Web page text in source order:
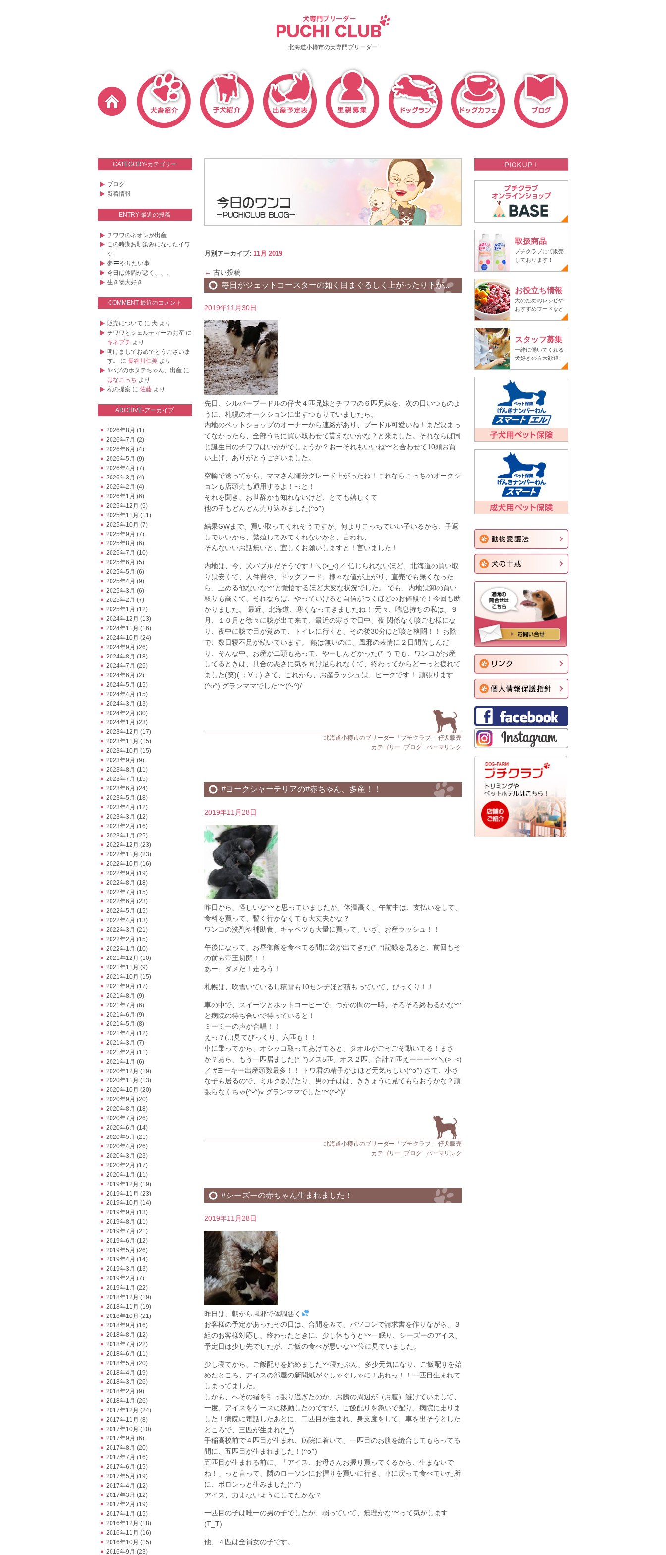
北海道小樽市の犬専門ブリーダー
CATEGORY-カテゴリー
ブログ
新着情報
ENTRY-最近の投稿
チワワのネオンが出産
この時期お馴染みになったイワ
シ
夢
やりたい事
今日は体調が悪く、、、
生き物大好き
COMMENT-最近のコメント
販売について に 犬 より
チワワとシェルティーのお産 に
キネブチ より
明けましておめでとうございま
す。
に 長谷川仁美 より
#パグのホタテちゃん、出産 に
はなこっち より
私の提案 に 佐藤 より
ARCHIVE-アーカイブ
2026年8月 (1)
2026年7月 (2)
2026年6月 (4)
2026年5月 (9)
2026年4月 (7)
2026年3月 (4)
2026年2月 (4)
2026年1月 (6)
2025年12月 (5)
2025年11月 (11)
2025年10月 (7)
2025年9月 (7)
2025年8月 (6)
2025年7月 (10)
2025年6月 (5)
2025年5月 (6)
2025年4月 (9)
2025年3月 (6)
2025年2月 (7)
2025年1月 (12)
2024年12月 (13)
2024年11月 (16)
2024年10月 (24)
2024年9月 (26)
2024年8月 (18)
2024年7月 (25)
2024年6月 (2)
2024年5月 (15)
2024年4月 (15)
2024年3月 (13)
2024年2月 (30)
2024年1月 (23)
2023年12月 (17)
2023年11月 (15)
2023年10月 (15)
2023年9月 (9)
2023年8月 (11)
2023年7月 (15)
2023年6月 (24)
2023年5月 (18)
2023年4月 (12)
2023年3月 (12)
2023年2月 (16)
2023年1月 (25)
2022年12月 (23)
2022年11月 (23)
2022年10月 (16)
2022年9月 (19)
2022年8月 (18)
2022年7月 (15)
2022年6月 (23)
2022年5月 (15)
2022年4月 (13)
2022年3月 (21)
2022年2月 (15)
2022年1月 (10)
2021年12月 (10)
2021年11月 (9)
2021年10月 (15)
2021年9月 (17)
2021年8月 (9)
2021年7月 (6)
2021年6月 (9)
2021年5月 (8)
2021年4月 (12)
2021年3月 (7)
2021年2月 (11)
2021年1月 (6)
2020年12月 (19)
2020年11月 (13)
2020年10月 (20)
2020年9月 (20)
2020年8月 (18)
2020年7月 (26)
2020年6月 (14)
2020年5月 (21)
2020年4月 (26)
2020年3月 (23)
2020年2月 (17)
2020年1月 (11)
2019年12月 (19)
2019年11月 (23)
2019年10月 (14)
2019年9月 (13)
2019年8月 (11)
2019年7月 (21)
2019年6月 (12)
2019年5月 (26)
2019年4月 (14)
2019年3月 (13)
2019年2月 (7)
2019年1月 (22)
2018年12月 (19)
2018年11月 (19)
2018年10月 (21)
2018年9月 (16)
2018年8月 (12)
2018年7月 (22)
2018年6月 (11)
2018年5月 (20)
2018年4月 (19)
2018年3月 (26)
2018年2月 (9)
2018年1月 (26)
2017年12月 (24)
2017年11月 (8)
2017年10月 (10)
2017年9月 (6)
2017年8月 (20)
2017年7月 (16)
2017年6月 (15)
2017年5月 (19)
2017年4月 (12)
2017年3月 (12)
2017年2月 (19)
2017年1月 (15)
2016年12月 (18)
2016年11月 (16)
2016年10月 (15)
2016年9月 (23)
月別アーカイブ: 11月 2019
← 古い投稿
毎日がジェットコースターの如く目まぐるしく上がったり下が...
2019年11月30日
先日、シルバープードルの仔犬４匹兄妹とチワワの６匹兄妹を、次の日いつものよ
うに、札幌のオークションに出すつもりでいましたら。
内地のペットショップのオーナーから連絡があり、プードル可愛いね！まだ決まっ
てなかったら、全部うちに買い取わせて貰えないかな？と来ました。それならば同
じ誕生日のチワワはいかがでしょうか？おーそれもいいね
と合わせて10頭お買
い上げ、ありがとうございました。
空輸で送ってから、ママさん随分グレード上がったね！これならこっちのオークシ
ョンも店頭売も通用するよ！っと！
それを聞き、お世辞かも知れないけど、とても嬉しくて
他の子もどんどん売り込みました(^o^)
結果GWまで、買い取ってくれそうですが、何よりこっちでいい子いるから、子返
しでいいから、繁殖してみてくれないかと、言われ、
そんないいお話無いと、宜しくお願いしますと！言いました！
内地は、今、犬バブルだそうです！＼(>_<)／ 信じられないほど、北海道の買い取
りは安くて、人件費や、ドッグフード、様々な値が上がり、直売でも無くなった
ら、止める他ないな
と覚悟するほど大変な状況でした。 でも、内地は卸の買い
取りも高くて、それならば、やっていけると自信がつくほどのお値段で！今回も助
かりました。 最近、北海道、寒くなってきましたね！ 元々、喘息持ちの私は、９
月、１０月と徐々に咳が出て来て、最近の寒さで日中、夜 関係なく咳ごむ様にな
り、夜中に咳で目が覚めて、トイレに行くと、その後30分ほど咳と格闘！！ お陰
で、数日寝不足が続いています。 熱は無いのに、風邪の表情に２日間苦しんだ
り、そんな中、お産が二頭もあって、やーしんどかった(*_*) でも、ワンコがお産
してるときは、具合の悪さに気を向け足られなくて、終わってからどーっと疲れて
ました(笑)( ；∀；) さて、これから、お産ラッシュは、ピークです！ 頑張ります
(^o^) グランママでした
(^-^)/
北海道小樽市のブリーダー「プチクラブ」 仔犬販売
カテゴリー: ブログ パーマリンク
#ヨークシャーテリアの#赤ちゃん、多産！！
2019年11月28日
昨日から、怪しいな
と思っていましたが、体温高く、午前中は、支払いをして、
食料を買って、暫く行かなくても大丈夫かな？
ワンコの洗剤や補助食、キャベツも大量に買って、いざ、お産ラッシュ！！
午後になって、お昼御飯を食べてる間に袋が出てきた(*_*)記録を見ると、前回もそ
の前も帝王切開！！
あー、ダメだ！走ろう！
札幌は、吹雪いているし積雪も10センチほど積もっていて、びっくり！！
車の中で、スイーツとホットコーヒーで、つかの間の一時、そろそろ終わるかな
と病院の待ち合いで待っていると！
ミーミーの声が合唱！！
えっ？(..)見てびっくり、六匹も！！
車に乗ってから、オシッコ取ってあげてると、タオルがごそごそ動いてる！まさ
か？あら、もう一匹居ました(*_*)メス5匹、オス２匹、合計７匹えーーー
＼(>_<)
／ #ヨーキー出産頭数最多！！ トワ君の精子がよほど元気らしい(^o^) さて、小さ
な子も居るので、ミルクあげたり、男の子はは、ききょうに見てもらおうかな？頑
張らなくちゃ(^-^)v グランママでした
(^-^)/
北海道小樽市のブリーダー「プチクラブ」 仔犬販売
カテゴリー: ブログ パーマリンク
#シーズーの赤ちゃん生まれました！
2019年11月28日
昨日は、朝から風邪で体調悪く
お客様の予定があったその日は、合間をみて、パソコンで請求書を作りながら、３
組のお客様対応し、終わったときに、少し休もうと
一眠り、シーズーのアイス、
予定日は少し先でしたが、ご飯の食べが悪いな
位に見ていました。
少し寝てから、ご飯配りを始めました
寝たぶん、多少元気になり、ご飯配りを始
めたところ、アイスの部屋の新聞紙がぐしゃぐしゃに！あれっ！！一匹目生まれて
しまってました。
しかも、へその緒を引っ張り過ぎたのか、お臍の周辺が（お腹）避けていまして、
一度、アイスをケースに移動したのですが、ご飯配りを急いで配り、病院に走りま
した！病院に電話したあとに、二匹目が生まれ、身支度をして、車を出そうとした
ところで、三匹が生まれ(*_*)
手稲高校前で４匹目が生まれ、病院に着いて、一匹目のお腹を縫合してもらってる
間に、五匹目が生まれました！(^o^)
五匹目が生まれる前に、「アイス、お母さんお握り買ってくるから、生まないで
ね！」っと言って、隣のローソンにお握りを買いに行き、車に戻って食べていた所
に、ポロンっと生みました(^.^)
アイス、力まないようにしてたかな？
一匹目の子は唯一の男の子でしたが、弱っていて、無理かな
って気がします
(T_T)
他、４匹は全員女の子です。
取扱商品
プチクラブにて販売
しております！
お役立ち情報
犬のためのレシピや
おすすめフードなど
スタッフ募集
一緒に働いてくれる
犬好きの方大歓迎！